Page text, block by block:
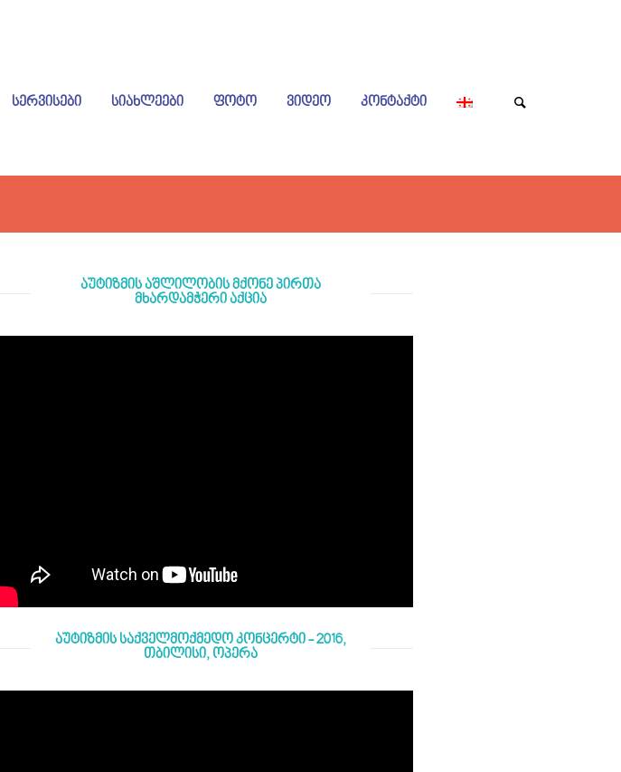
ᲡᲔᲠᲕᲘᲡᲔᲑᲘ ᲡᲘᲐᲮᲚᲔᲔᲑᲘ ᲤᲝᲢᲝ ᲕᲘᲓᲔᲝ ᲙᲝᲜᲢᲐᲥᲢᲘ
აუტიზმის აშლილობის მქონე პირთა
მხარდამჭერი აქცია
აუტიზმის საქველმოქმედო კონცერტი - 2016,
თბილისი, ოპერა